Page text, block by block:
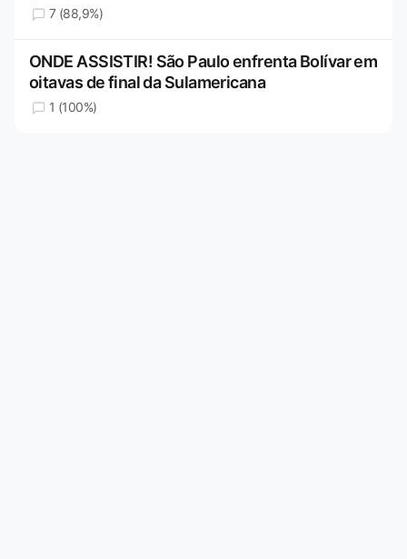
7 (88,9%)
ONDE ASSISTIR! São Paulo enfrenta Bolívar em
oitavas de final da Sulamericana
1 (100%)